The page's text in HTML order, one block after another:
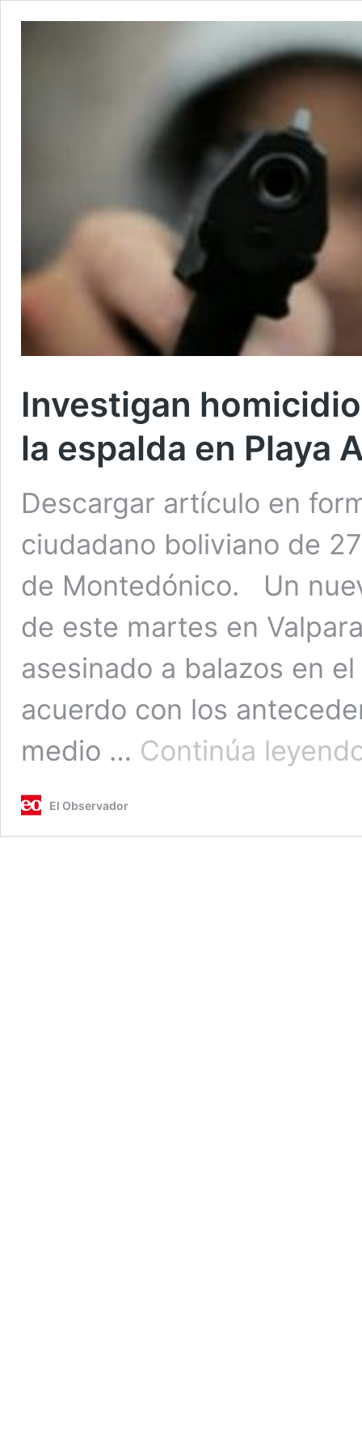
Investigan
la espalda en Playa
Descargar artículo en
ciudadano boliviano de
de Montedónico. Un
de este martes en
asesinado a balazos en
acuerdo con los
medio … Continúa
El Observador